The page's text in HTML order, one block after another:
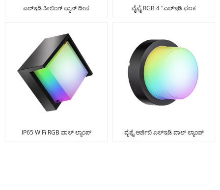
ಎಲ್ಇಡಿ ಸೀಲಿಂಗ್ ಫ್ಯಾನ್ ದೀಪ ವೈಫೈ RGB 4 "ಎಲ್ಇಡಿ ಫಲಕ
IP65 WiFi RGB ವಾಲ್ ಲ್ಯಾಂಪ್ ವೈಫೈ ಆರ್ಜಿಬಿ ಎಲ್ಇಡಿ ವಾಲ್ ಲ್ಯಾಂಪ್